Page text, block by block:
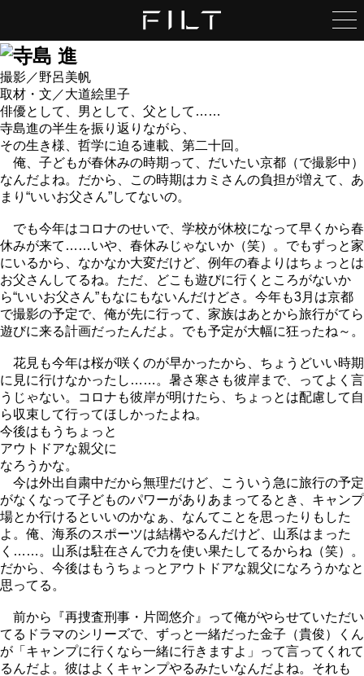
いつもの島で語り尽くす、
大人の軽やかな遊び方。
俳優・哀川 翔 × 俳優・原田龍二
生き方さがしの道しるべ
作家・佐藤優×チームみらい党首・安野貴博
うつしだすこと
映画監督・三島有紀子
愛と平和の1時間
俳優・原田龍二
フィルモぐらし
映画監督・白石和彌
俳優・本宮泰風
30秒マナー動画集
ヒコロヒー篇
/ 原田龍二篇 /
バックナンバー
撮影／野呂美帆
取材・文／大道絵里子
俳優として、男として、父として……
寺島進の半生を振り返りながら、
その生き様、哲学に迫る連載、第二十回。
俺、子どもが春休みの時期って、だいたい京都（で撮影中）
なんだよね。だから、この時期はカミさんの負担が増えて、あ
まり“いいお父さん”してないの。
でも今年はコロナのせいで、学校が休校になって早くから春
休みが来て……いや、春休みじゃないか（笑）。でもずっと家
にいるから、なかなか大変だけど、例年の春よりはちょっとは
お父さんしてるね。ただ、どこも遊びに行くところがないか
ら“いいお父さん”もなにもないんだけどさ。今年も3月は京都
で撮影の予定で、俺が先に行って、家族はあとから旅行がてら
遊びに来る計画だったんだよ。でも予定が大幅に狂ったね～。
花見も今年は桜が咲くのが早かったから、ちょうどいい時期
に見に行けなかったし……。暑さ寒さも彼岸まで、ってよく言
うじゃない。コロナも彼岸が明けたら、ちょっとは配慮して自
ら収束して行ってほしかったよね。
今後はもうちょっと
アウトドアな親父に
なろうかな。
今は外出自粛中だから無理だけど、こういう急に旅行の予定
がなくなって子どものパワーがありあまってるとき、キャンプ
場とか行けるといいのかなぁ、なんてことを思ったりもした
よ。俺、海系のスポーツは結構やるんだけど、山系はまった
く……。山系は駐在さんで力を使い果たしてるからね（笑）。
だから、今後はもうちょっとアウトドアな親父になろうかなと
思ってる。
前から『再捜査刑事・片岡悠介』って俺がやらせていただい
てるドラマのシリーズで、ずっと一緒だった金子（貴俊）くん
が「キャンプに行くなら一緒に行きますよ」って言ってくれて
るんだよ。彼はよくキャンプやるみたいなんだよね。それも